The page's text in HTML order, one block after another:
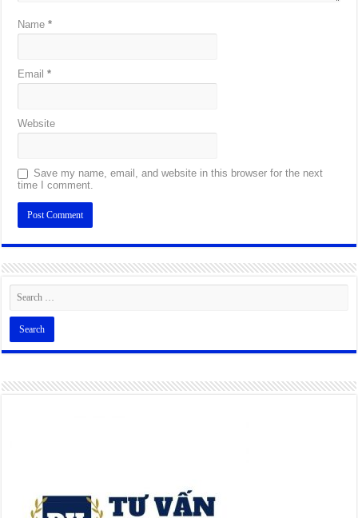
Name*
Email*
Website
Save my name, email, and website in this browser for the next
time I comment.
Alternative: